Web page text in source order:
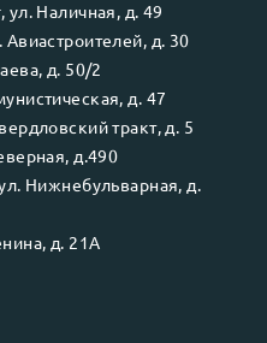
, ул. Наличная, д. 49
Авиастроителей, д. 30
д. 50/2
д. 47
тракт, д. 5
д.490
Нижнебульварная, д.
д. 21А